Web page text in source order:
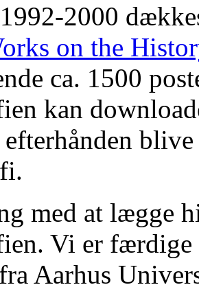
2000
on the
ca. 1500
kan
med at lægge
Vi er færdige
Aarhus